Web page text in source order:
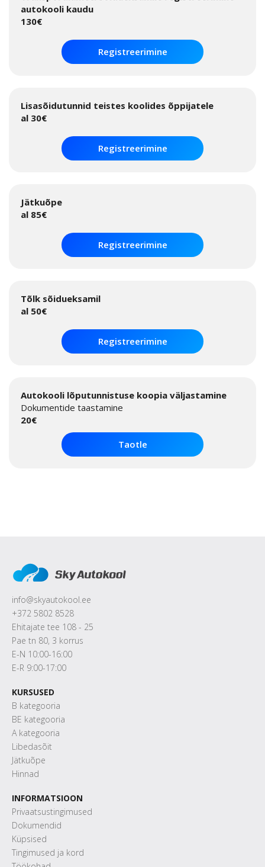
autokooli kaudu
130€
Registreerimine
Lisasõidutunnid teistes koolides õppijatele
al 30€
Registreerimine
Jätkuõpe
al 85€
Registreerimine
Tõlk sõidueksamil
al 50€
Registreerimine
Autokooli lõputunnistuse koopia väljastamine
Dokumentide taastamine
20€
Taotle
info@skyautokool.ee
+372 5802 8528
Ehitajate tee 108 - 25
Pae tn 80, 3 korrus
E-N 10:00-16:00
E-R 9:00-17:00
KURSUSED
B kategooria
BE kategooria
A kategooria
Libedasõit
Jätkuõpe
Hinnad
INFORMATSIOON
Privaatsustingimused
Dokumendid
Küpsised
Tingimused ja kord